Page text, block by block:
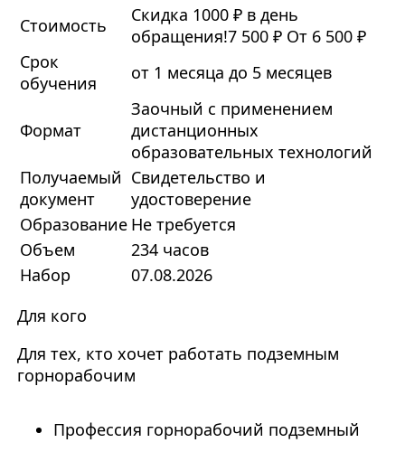
Стоимость
Скидка 1000 ₽ в день
обращения!7 500 ₽ От 6 500 ₽
Срок
обучения
от 1 месяца до 5 месяцев
Формат
Заочный с применением
дистанционных
образовательных технологий
Получаемый
документ
Свидетельство и
удостоверение
Образование Не требуется
Объем
234 часов
Набор
07.08.2026
Для кого
Для тех, кто хочет работать подземным
горнорабочим
Профессия горнорабочий подземный